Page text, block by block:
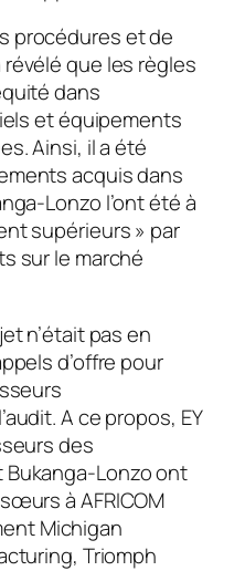
procédures et de
que les règles
dans
et équipements
Ainsi, il a été
acquis dans
Lonzo l’ont été à
supérieurs » par
sur le marché
n’était pas en
d’offre pour
A ce propos, EY
des
Lonzo ont
à AFRICOM
Michigan
Triomph